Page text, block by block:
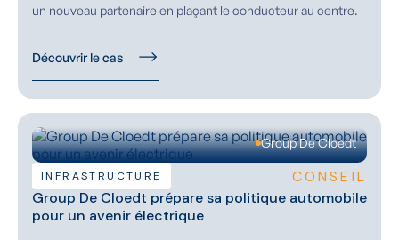
un nouveau partenaire en plaçant le conducteur au centre.
Découvrir le cas
Group De Cloedt
INFRASTRUCTURE
CONSEIL
Group De Cloedt prépare sa politique automobile
pour un avenir électrique